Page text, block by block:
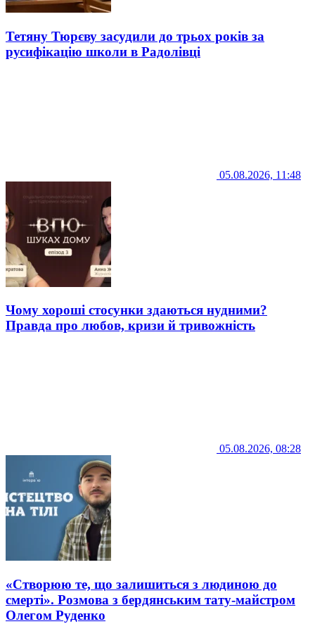
Тетяну Тюрєву засудили до трьох років за
русифікацію школи в Радолівці
05.08.2026, 11:48
Чому хороші стосунки здаються нудними?
Правда про любов, кризи й тривожність
05.08.2026, 08:28
«Створюю те, що залишиться з людиною до
смерті». Розмова з бердянським тату-майстром
Олегом Руденко